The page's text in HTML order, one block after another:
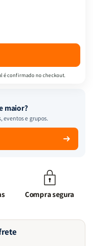
é confirmado no checkout.
maior?
eventos e grupos.
Compra segura